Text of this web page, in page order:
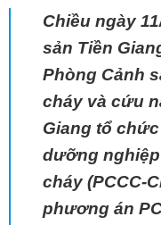
Chiều ngày
sản Tiền
PhòngCảnh
cháy và cứu
Giang tổ
dưỡng
cháy (PCCC-
phương án